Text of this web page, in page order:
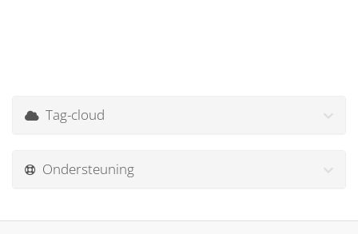
Tag-cloud
Ondersteuning